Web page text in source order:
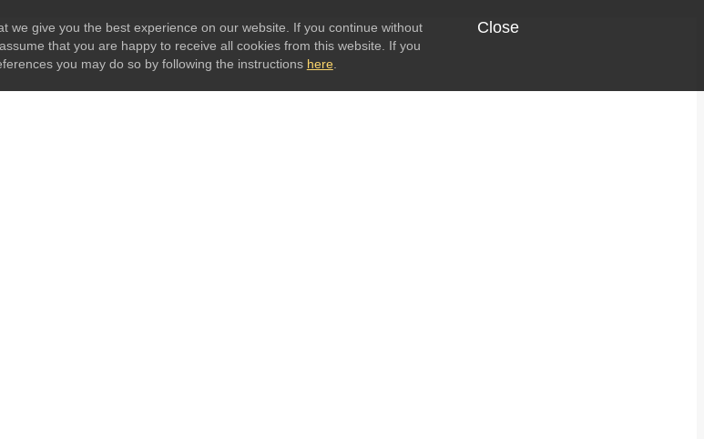
we give you the best experience on our website. If you continue without
that you are happy to receive all cookies from this website. If you
you may do so by following the instructions here.
Close